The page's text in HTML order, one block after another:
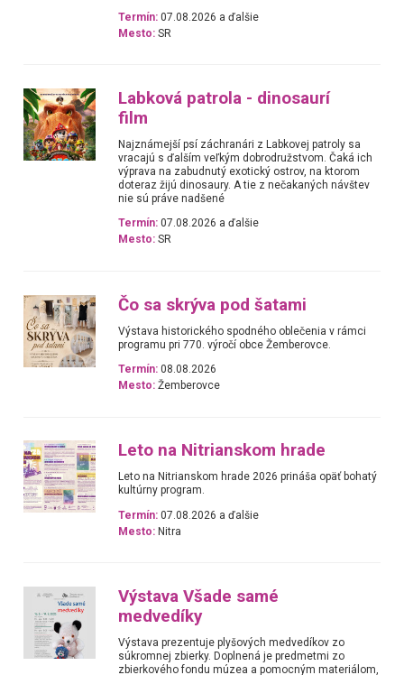
Termín: 07.08.2026 a ďalšie
Mesto: SR
Labková patrola - dinosaurí
film
Najznámejší psí záchranári z Labkovej patroly sa
vracajú s ďalším veľkým dobrodružstvom. Čaká ich
výprava na zabudnutý exotický ostrov, na ktorom
doteraz žijú dinosaury. A tie z nečakaných návštev
nie sú práve nadšené
Termín: 07.08.2026 a ďalšie
Mesto: SR
Čo sa skrýva pod šatami
Výstava historického spodného oblečenia v rámci
programu pri 770. výročí obce Žemberovce.
Termín: 08.08.2026
Mesto: Žemberovce
Leto na Nitrianskom hrade
Leto na Nitrianskom hrade 2026 prináša opäť bohatý
kultúrny program.
Termín: 07.08.2026 a ďalšie
Mesto: Nitra
Výstava Všade samé
medvedíky
Výstava prezentuje plyšových medvedíkov zo
súkromnej zbierky. Doplnená je predmetmi zo
zbierkového fondu múzea a pomocným materiálom,